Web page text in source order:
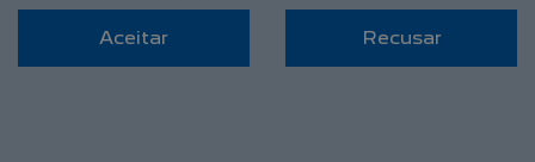
Aceitar Recusar